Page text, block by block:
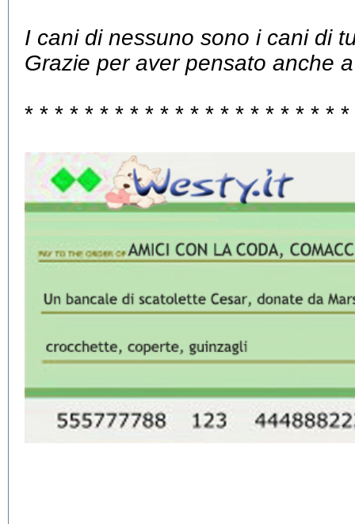
I cani di nessuno sono i cani di
Grazie per aver pensato anche
* * * * * * * * * * * * * * * * * * * * * *